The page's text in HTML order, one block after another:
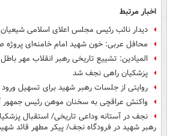
اخبار مرتبط
دیدار نائب رئیس مجلس اعلای اسلامی شیعیان
محافل عربی: خون شهید امام خامنه‌ای پروژه
المیادین: تشییع تاریخی رهبر انقلاب مهر
پزشکیان راهی نجف شد
روایتی از جلسات رهبر شهید برای تسهیل ورود
واکنش عراقچی به سخنان موهن رئیس جمهور
نجف در آستانه وداعی تاریخی/ استقبال
رهبر شهید در فرودگاه نجف/ پیکر مطهر قائد